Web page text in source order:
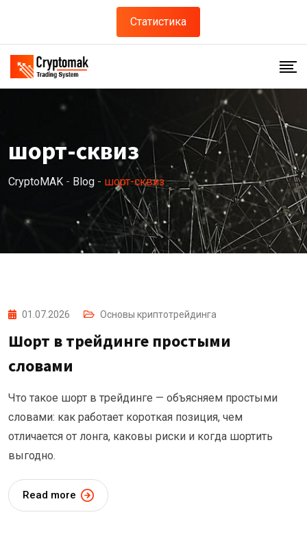
content
Статистика
шорт-сквиз
CryptoMAK - Blog - шорт-сквиз
01.07.2026 Основы криптотрейдинга
Шорт в трейдинге простыми
словами
Что такое шорт в трейдинге — объясняем простыми
словами: как работает короткая позиция, чем
отличается от лонга, каковы риски и когда шортить
выгодно.
Read more